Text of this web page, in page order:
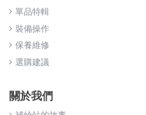
單品特輯
裝備操作
保養維修
選購建議
關於我們